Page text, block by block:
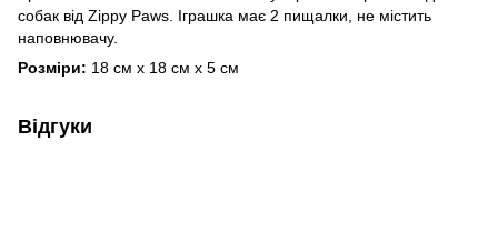
собак від Zippy Paws. Іграшка має 2 пищалки, не містить
наповнювачу.
Розміри: 18 см х 18 см х 5 см
Відгуки